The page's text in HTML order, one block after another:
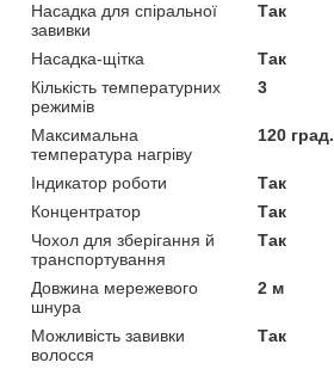
Насадка для спіральної
завивки
Так
Насадка-щітка
Так
Кількість температурних
режимів
3
Максимальна
температура нагріву
120 град.
Індикатор роботи
Так
Концентратор
Так
Чохол для зберігання й
транспортування
Так
Довжина мережевого
шнура
2 м
Можливість завивки
волосся
Так